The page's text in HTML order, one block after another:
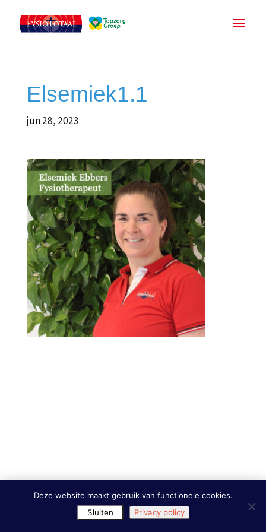
Elsemiek1.1
jun 28, 2023
Deze website maakt gebruik van functionele cookies.
Sluiten
Privacy policy